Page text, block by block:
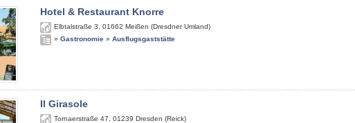
Hotel & Restaurant Knorre
Elbtalstraße 3 01662 Meißen (Dresdner Umland)
» Gastronomie » Ausflugsgaststätte
Il Girasole
Tornaerstraße 47 01239 Dresden (Reick)